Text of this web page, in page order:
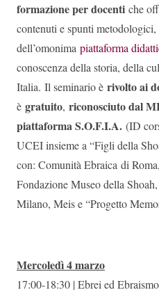
formazione per docenti che
contenuti e spunti
dell’omonima piattaforma
conoscenza della storia, della
Italia. Il seminario è rivolto ai
è gratuito, riconosciuto dal
piattaforma S.O.F.I.A. (ID
UCEI insieme a “Figli della
con: Comunità Ebraica di
Fondazione Museo della
Milano, Meis e “Progetto
Mercoledì 4 marzo
17:00-18:30 | Ebrei ed Ebraismo